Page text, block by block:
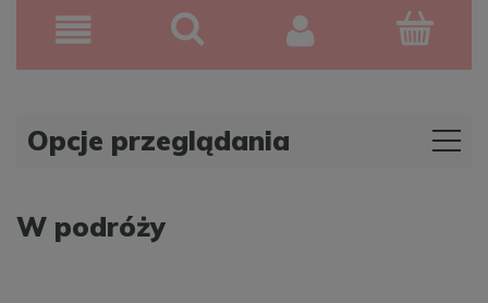
Opcje przeglądania
W podróży